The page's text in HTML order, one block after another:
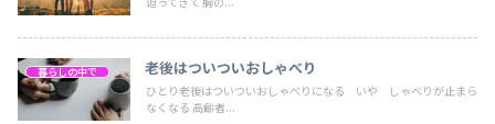
暮らしの中で 老後はついついおしゃべり
ひとり老後はついついおしゃべりになる いや しゃべりが止まら
なくなる 高齢者...